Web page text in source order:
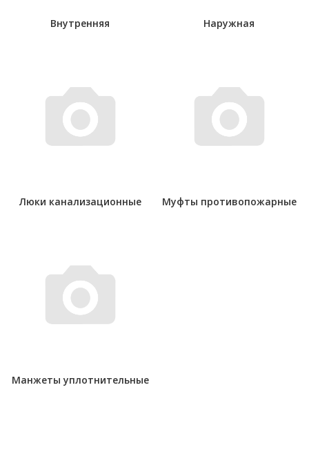
Внутренняя Наружная
Люки канализационные Муфты противопожарные
Манжеты уплотнительные